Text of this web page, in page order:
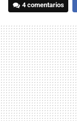
4 comentarios